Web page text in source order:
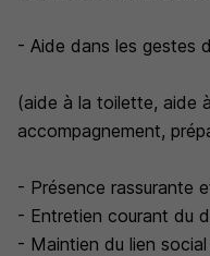
- Aide dans les gestes
(aide à la toilette, aide
accompagnement,
- Présence rassurante
- Entretien courant du
- Maintien du lien